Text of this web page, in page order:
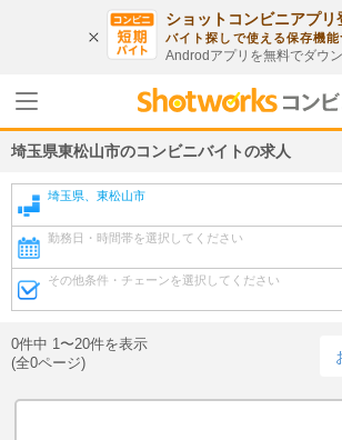
ショットコンビニアプリ
バイト探しで使える保存機能
Androdアプリを無料でダウ
埼玉県東松山市のコンビニバイトの求人
埼玉県、東松山市
勤務日・時間帯を選択してください
その他条件・チェーンを選択してください
0件中 1〜20件を表示
(全0ページ)